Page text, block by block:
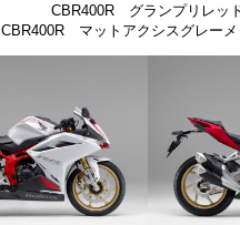
CBR400R グランプリレッ
CBR400R マットアクシスグレーメ